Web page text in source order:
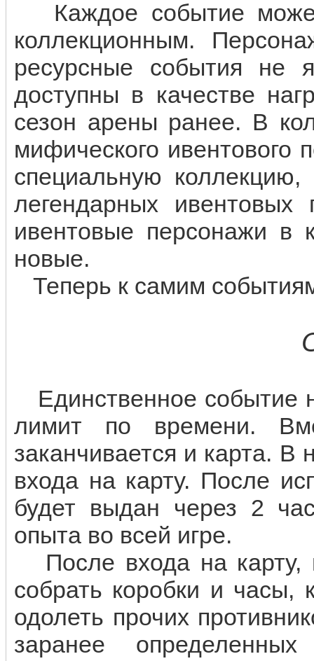
Каждое событие
коллекционным.
ресурсные события не
доступны в качестве
сезон арены ранее. В
мифического
специальную
легендарных
ивентовые персонажи в
новые.
Теперь к самим
Единственное событие
лимит по времени.
заканчивается и карта.
входа на карту. После
будет выдан через 2
опыта во всей игре.
После входа на карту,
собрать коробки и часы,
одолеть прочих
заранее